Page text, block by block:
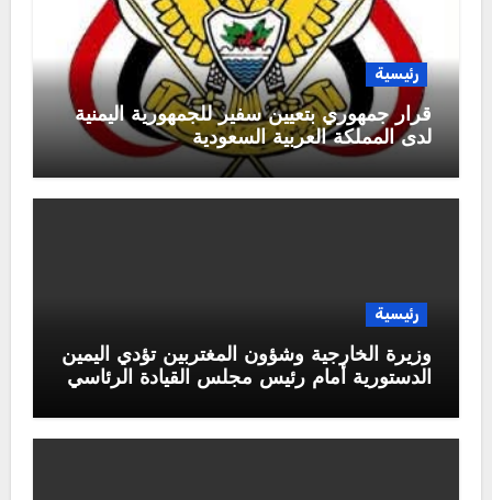
رئيسية
قرار جمهوري بتعيين سفير للجمهورية اليمنية
لدى المملكة العربية السعودية
رئيسية
وزيرة الخارجية وشؤون المغتربين تؤدي اليمين
الدستورية أمام رئيس مجلس القيادة الرئاسي